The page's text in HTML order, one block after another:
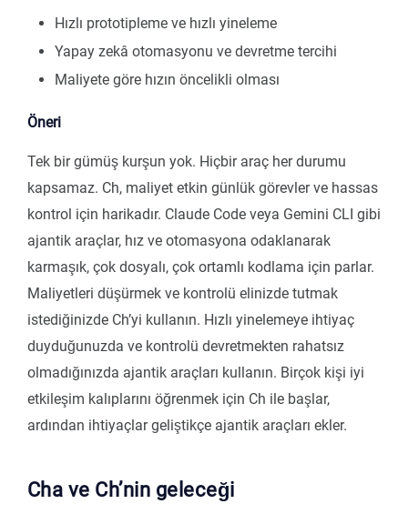
Hızlı prototipleme ve hızlı yineleme
Yapay zekâ otomasyonu ve devretme tercihi
Maliyete göre hızın öncelikli olması
Öneri
Tek bir gümüş kurşun yok. Hiçbir araç her durumu
kapsamaz. Ch, maliyet etkin günlük görevler ve hassas
kontrol için harikadır. Claude Code veya Gemini CLI gibi
ajantik araçlar, hız ve otomasyona odaklanarak
karmaşık, çok dosyalı, çok ortamlı kodlama için parlar.
Maliyetleri düşürmek ve kontrolü elinizde tutmak
istediğinizde Ch’yi kullanın. Hızlı yinelemeye ihtiyaç
duyduğunuzda ve kontrolü devretmekten rahatsız
olmadığınızda ajantik araçları kullanın. Birçok kişi iyi
etkileşim kalıplarını öğrenmek için Ch ile başlar,
ardından ihtiyaçlar geliştikçe ajantik araçları ekler.
Cha ve Ch’nin geleceği